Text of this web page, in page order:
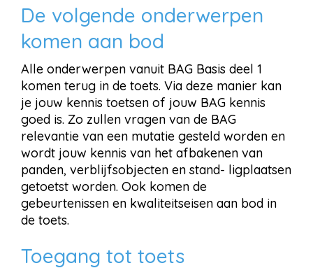
De volgende onderwerpen
komen aan bod
Alle onderwerpen vanuit BAG Basis deel 1
komen terug in de toets. Via deze manier kan
je jouw kennis toetsen of jouw BAG kennis
goed is. Zo zullen vragen van de BAG
relevantie van een mutatie gesteld worden en
wordt jouw kennis van het afbakenen van
panden, verblijfsobjecten en stand- ligplaatsen
getoetst worden. Ook komen de
gebeurtenissen en kwaliteitseisen aan bod in
de toets.
Toegang tot toets